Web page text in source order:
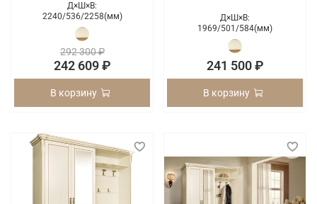
Д×Ш×В:
2240/536/2258(мм)
292 300 ₽
242 609 ₽
В корзину
Д×Ш×В:
1969/501/584(мм)
241 500 ₽
В корзину